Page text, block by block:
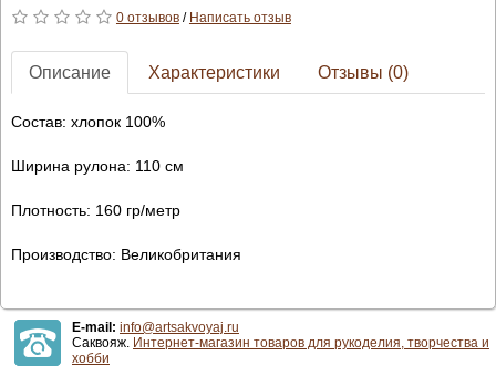
0 отзывов/ Написать отзыв
Описание Характеристики Отзывы (0)
Состав: хлопок 100%
Ширина рулона: 110 см
Плотность: 160 гр/метр
Производство: Великобритания
E-mail: info@artsakvoyaj.ru
Саквояж. Интернет-магазин товаров для рукоделия, творчества и
хобби